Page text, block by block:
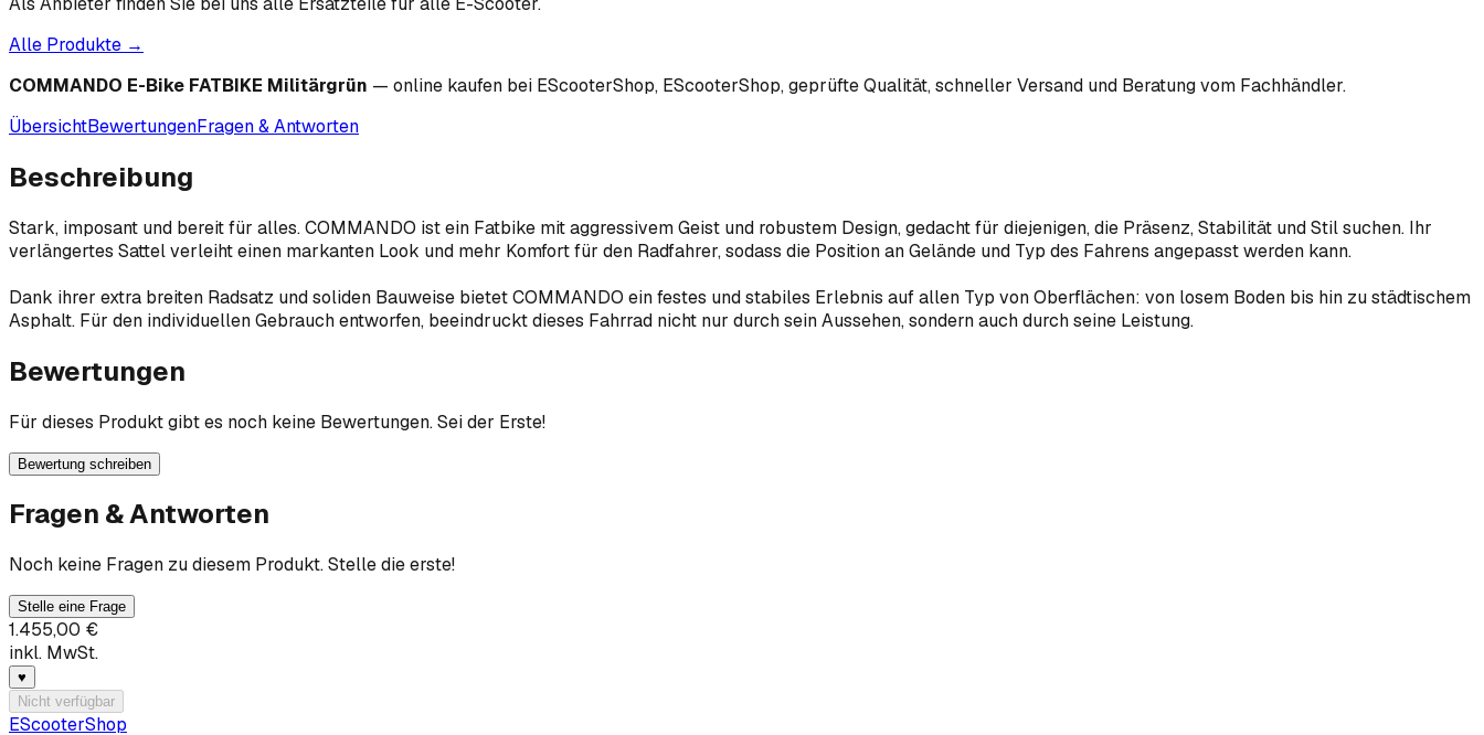
Alle Produkte →
COMMANDO E-Bike FATBIKE Militärgrün — online kaufen bei EScooterShop, EScooterShop, geprüfte Qualität, schneller Versand und Beratung vom Fachhändler.
ÜbersichtBewertungenFragen & Antworten
Beschreibung
Stark, imposant und bereit für alles. COMMANDO ist ein Fatbike mit aggressivem Geist und robustem Design, gedacht für diejenigen, die Präsenz, Stabilität und Stil suchen. Ihr
verlängertes Sattel verleiht einen markanten Look und mehr Komfort für den Radfahrer, sodass die Position an Gelände und Typ des Fahrens angepasst werden kann.
Dank ihrer extra breiten Radsatz und soliden Bauweise bietet COMMANDO ein festes und stabiles Erlebnis auf allen Typ von Oberflächen: von losem Boden bis hin zu städtischem
Asphalt. Für den individuellen Gebrauch entworfen, beeindruckt dieses Fahrrad nicht nur durch sein Aussehen, sondern auch durch seine Leistung.
Bewertungen
Für dieses Produkt gibt es noch keine Bewertungen. Sei der Erste!
Bewertung schreiben
Fragen & Antworten
Noch keine Fragen zu diesem Produkt. Stelle die erste!
Stelle eine Frage
1.455,00 €
inkl. MwSt.
♥
Nicht verfügbar
EScooterShop